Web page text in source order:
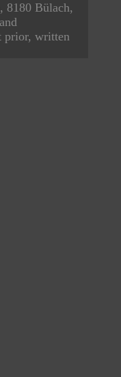
8180 Bülach,
prior, written